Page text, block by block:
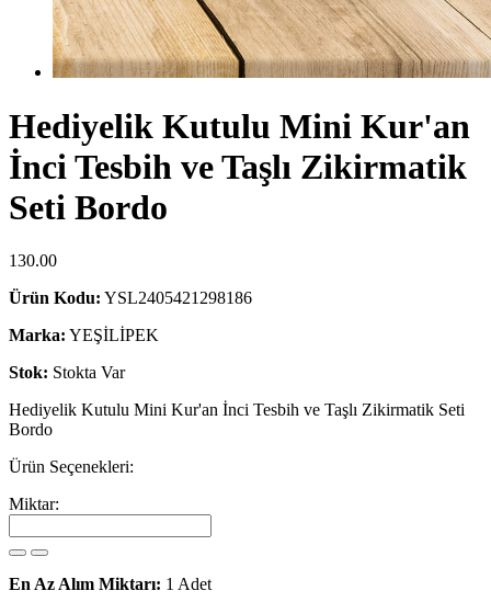
Hediyelik Kutulu Mini Kur'an
İnci Tesbih ve Taşlı Zikirmatik
Seti Bordo
130.00
Ürün Kodu: YSL2405421298186
Marka: YEŞİLİPEK
Stok: Stokta Var
Hediyelik Kutulu Mini Kur'an İnci Tesbih ve Taşlı Zikirmatik Seti
Bordo
Ürün Seçenekleri:
Miktar:
En Az Alım Miktarı: 1 Adet